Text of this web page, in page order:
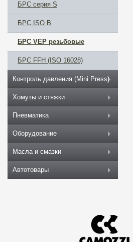
БРС серия S
БРС ISO B
БРС VEP резьбовые
БРС FFH (ISO 16028)
Контроль давления (Mini Press)
Хомуты и стяжки
Пневматика
Оборудование
Масла и смазки
Автотовары